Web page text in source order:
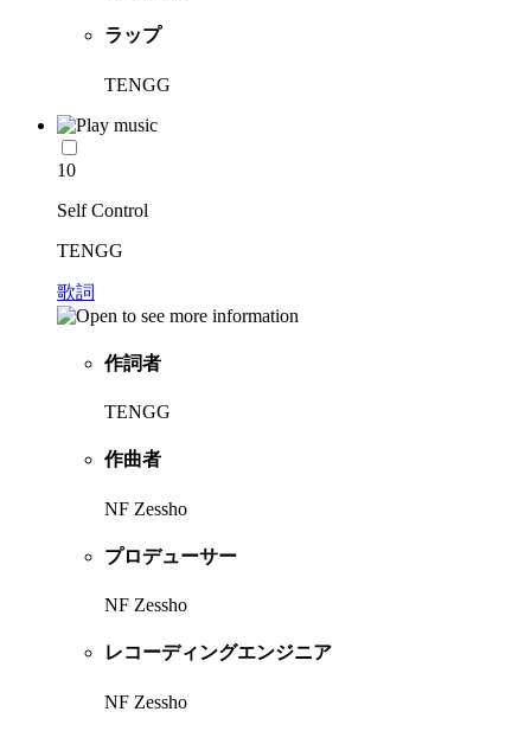
ラップ
TENGG
10
Self Control
TENGG
歌詞
作詞者
TENGG
作曲者
NF Zessho
プロデューサー
NF Zessho
レコーディングエンジニア
NF Zessho